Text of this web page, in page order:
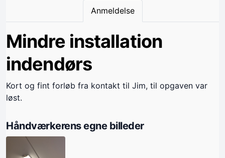
Anmeldelse
Mindre installation
indendørs
Kort og fint forløb fra kontakt til Jim, til opgaven var
løst.
Håndværkerens egne billeder